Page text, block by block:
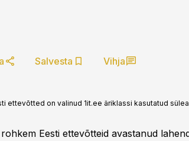
Salvesta Vihja
ettevõtted on valinud 1it.ee äriklassi kasutatud
Eesti ettevõtteid avastanud